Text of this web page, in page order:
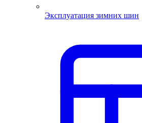
Эксплуатация зимних шин